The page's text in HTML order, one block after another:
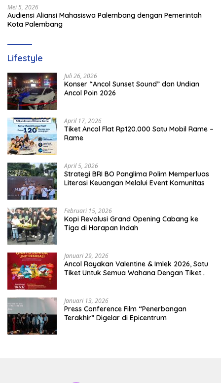
Mei 5, 2026
Audiensi Aliansi Mahasiswa Palembang dengan Pemerintah
Kota Palembang
Lifestyle
Juli 26, 2026
Konser “Ancol Sunset Sound” dan Undian
Ancol Poin 2026
April 17, 2026
Tiket Ancol Flat Rp120.000 Satu Mobil Rame –
Rame
April 5, 2026
​Strategi BRI BO Panglima Polim Memperluas
Literasi Keuangan Melalui Event Komunitas
Februari 15, 2026
Kopi Revolusi Grand Opening Cabang ke
Tiga di Harapan Indah
Januari 29, 2026
Ancol Rayakan Valentine & Imlek 2026, Satu
Tiket Untuk Semua Wahana Dengan Tiket
Januari 13, 2026
Press Conference Film “Penerbangan
Terakhir” Digelar di Epicentrum